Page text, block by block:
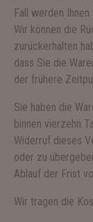
Fall werden
Wir können die
zurückerhalten
dass Sie die
der frühere
Sie haben die
binnen vierzehn
Widerruf dieses
oder zu
Ablauf der Frist
Wir tragen die